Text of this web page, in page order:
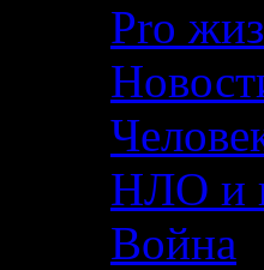
Pro
НЛО и
Война